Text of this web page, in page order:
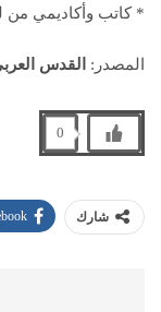
* كاتب وأكاديمي من
المصدر: القدس
0
شارك